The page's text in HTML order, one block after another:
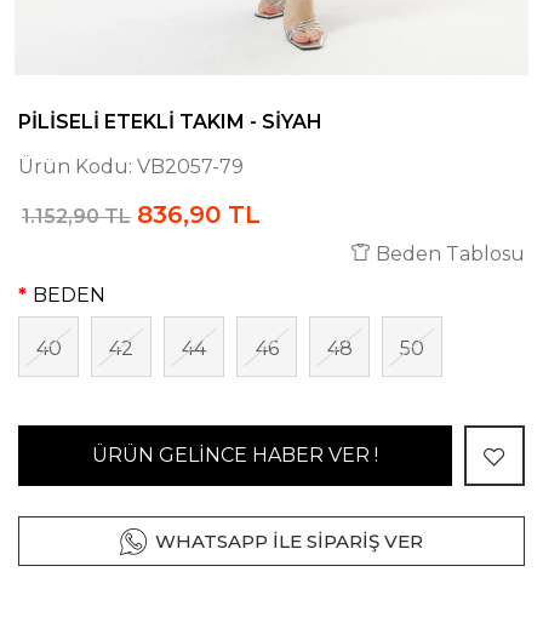
PILISELI ETEKLI TAKIM - SIYAH
Ürün Kodu: VB2057-79
1.152,90 TL 836,90 TL
Beden Tablosu
BEDEN
40 42 44 46 48 50
ÜRÜN GELİNCE HABER VER !
WHATSAPP İLE SİPARİŞ VER